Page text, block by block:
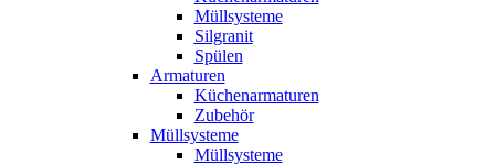
Müllsysteme
Silgranit
Spülen
Armaturen
Küchenarmaturen
Zubehör
Müllsysteme
Müllsysteme